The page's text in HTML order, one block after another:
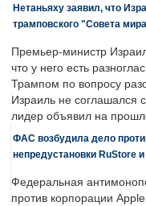
Нетаньяху заявил, что
трамповского "Совета
Премьер-министр
что у него есть
Трампом по вопросу
Израиль не соглашался
лидер объявил на
ФАС возбудила дело
непредустановки RuStore
Федеральная
против корпорации